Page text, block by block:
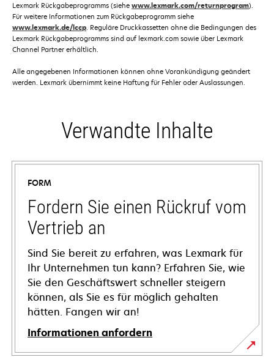
Lexmark Rückgabeprogramms (siehe www.lexmark.com/returnprogram).
Für weitere Informationen zum Rückgabeprogramm siehe
www.lexmark.de/lccp. Reguläre Druckkassetten ohne die Bedingungen des
Lexmark Rückgabeprogramms sind auf lexmark.com sowie über Lexmark
Channel Partner erhältlich.
Alle angegebenen Informationen können ohne Vorankündigung geändert
werden. Lexmark übernimmt keine Haftung für Fehler oder Auslassungen.
Verwandte Inhalte
FORM
Fordern Sie einen Rückruf vom
Vertrieb an
Sind Sie bereit zu erfahren, was Lexmark für
Ihr Unternehmen tun kann? Erfahren Sie, wie
Sie den Geschäftswert schneller steigern
können, als Sie es für möglich gehalten
hätten. Fangen wir an!
Informationen anfordern